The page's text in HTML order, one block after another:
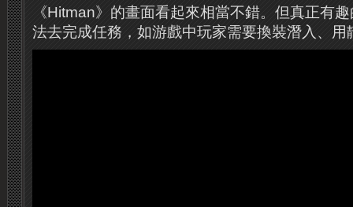
《Hitman》的畫面看起來相當不錯。但真正有
法去完成任務，如游戲中玩家需要換裝潛入、用